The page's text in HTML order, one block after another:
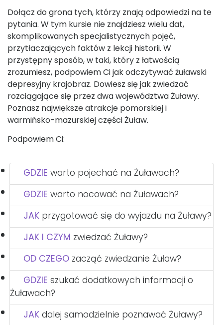
Dołącz do grona tych, którzy znają odpowiedzi na te
pytania. W tym kursie nie znajdziesz wielu dat,
skomplikowanych specjalistycznych pojęć,
przytłaczających faktów z lekcji historii. W
przystępny sposób, w taki, który z łatwością
zrozumiesz, podpowiem Ci jak odczytywać żuławski
depresyjny krajobraz. Dowiesz się jak zwiedzać
rozciągające się przez dwa województwa Żuławy.
Poznasz największe atrakcje pomorskiej i
warmińsko-mazurskiej części Żuław.
Podpowiem Ci:
GDZIE warto pojechać na Żuławach?
GDZIE warto nocować na Żuławach?
JAK przygotować się do wyjazdu na Żuławy?
JAK I CZYM zwiedzać Żuławy?
OD CZEGO zacząć zwiedzanie Żuław?
GDZIE szukać dodatkowych informacji o
Żuławach?
JAK dalej samodzielnie poznawać Żuławy?